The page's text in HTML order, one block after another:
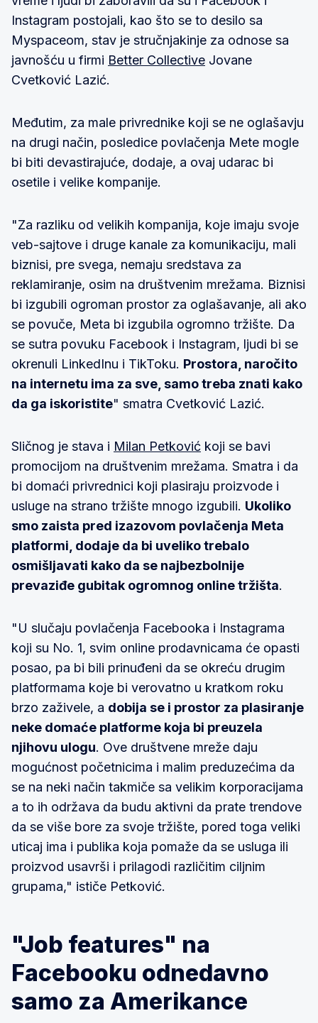
Instagram postojali, kao što se to desilo sa
Myspaceom, stav je stručnjakinje za odnose sa
javnošću u firmi Better Collective Jovane
Cvetković Lazić.
Međutim, za male privrednike koji se ne oglašavju
na drugi način, posledice povlačenja Mete mogle
bi biti devastirajuće, dodaje, a ovaj udarac bi
osetile i velike kompanije.
"Za razliku od velikih kompanija, koje imaju svoje
veb-sajtove i druge kanale za komunikaciju, mali
biznisi, pre svega, nemaju sredstava za
reklamiranje, osim na društvenim mrežama. Biznisi
bi izgubili ogroman prostor za oglašavanje, ali ako
se povuče, Meta bi izgubila ogromno tržište. Da
se sutra povuku Facebook i Instagram, ljudi bi se
okrenuli LinkedInu i TikToku. Prostora, naročito
na internetu ima za sve, samo treba znati kako
da ga iskoristite" smatra Cvetković Lazić.
Sličnog je stava i Milan Petković koji se bavi
promocijom na društvenim mrežama. Smatra i da
bi domaći privrednici koji plasiraju proizvode i
usluge na strano tržište mnogo izgubili. Ukoliko
smo zaista pred izazovom povlačenja Meta
platformi, dodaje da bi uveliko trebalo
osmišljavati kako da se najbezbolnije
prevaziđe gubitak ogromnog online tržišta.
"U slučaju povlačenja Facebooka i Instagrama
koji su No. 1, svim online prodavnicama će opasti
posao, pa bi bili prinuđeni da se okreću drugim
platformama koje bi verovatno u kratkom roku
brzo zaživele, a dobija se i prostor za plasiranje
neke domaće platforme koja bi preuzela
njihovu ulogu. Ove društvene mreže daju
mogućnost početnicima i malim preduzećima da
se na neki način takmiče sa velikim korporacijama
a to ih održava da budu aktivni da prate trendove
da se više bore za svoje tržište, pored toga veliki
uticaj ima i publika koja pomaže da se usluga ili
proizvod usavrši i prilagodi različitim ciljnim
grupama," ističe Petković.
"Job features" na
Facebooku odnedavno
samo za Amerikance